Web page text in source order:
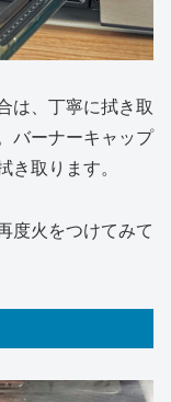
は、丁寧に拭き取
バーナーキャップ
き取ります。
度火をつけてみて